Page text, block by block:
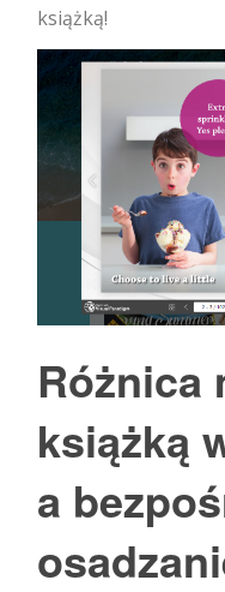
książką!
Różnica
książką
a